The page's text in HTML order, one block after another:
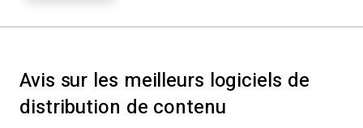
Avis sur les meilleurs logiciels de
distribution de contenu